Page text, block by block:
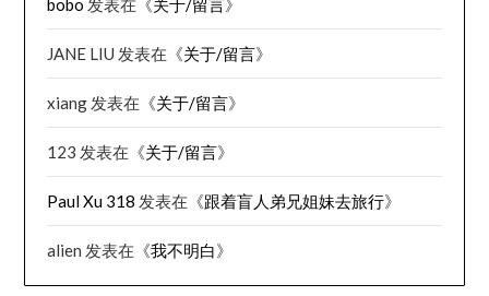
bobo 发表在《关于/留言》
JANE LIU 发表在《关于/留言》
xiang 发表在《关于/留言》
123 发表在《关于/留言》
Paul Xu 318 发表在《跟着盲人弟兄姐妹去旅行》
alien 发表在《我不明白》